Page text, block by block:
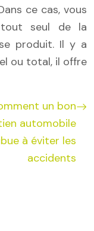
ce cas, vous
tout seul de la
produit. Il y a
ou total, il offre
un bon
automobile
à éviter les
accidents